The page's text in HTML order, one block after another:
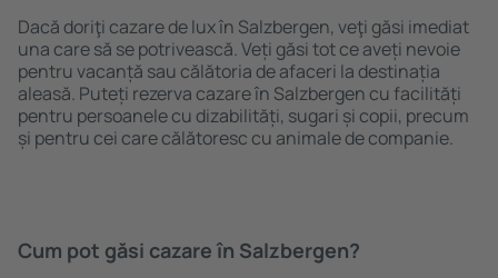
Dacă doriţi cazare de lux în Salzbergen, veţi găsi imediat
una care să se potrivească. Veți găsi tot ce aveți nevoie
pentru vacanță sau călătoria de afaceri la destinația
aleasă. Puteți rezerva cazare în Salzbergen cu facilități
pentru persoanele cu dizabilități, sugari și copii, precum
și pentru cei care călătoresc cu animale de companie.
Cum pot găsi cazare în Salzbergen?